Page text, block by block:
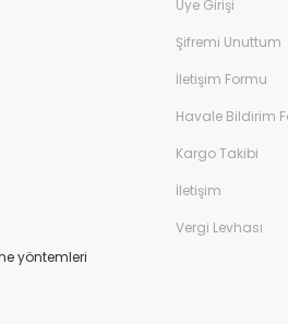
Üye Girişi
Şifremi Unuttum
İletişim Formu
Havale Bildirim
Kargo Takibi
İletişim
Vergi Levhası